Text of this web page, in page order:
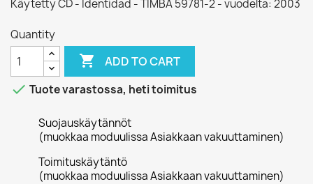
Käytetty CD - Identidad - TIMBA 59781-2 - vuodelta: 2003
Quantity
 ADD TO CART
 Tuote varastossa, heti toimitus
Suojauskäytännöt
(muokkaa moduulissa Asiakkaan vakuuttaminen)
Toimituskäytäntö
(muokkaa moduulissa Asiakkaan vakuuttaminen)